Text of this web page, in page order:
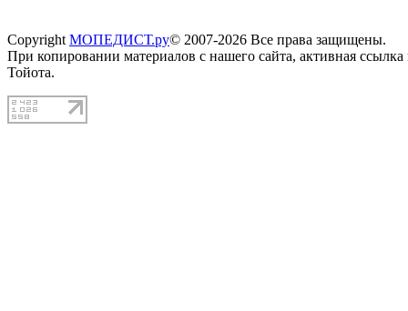
Copyright МОПЕДИСТ.ру© 2007-2026 Все права защищены.
При копировании материалов с нашего сайта, активная
Тойота.